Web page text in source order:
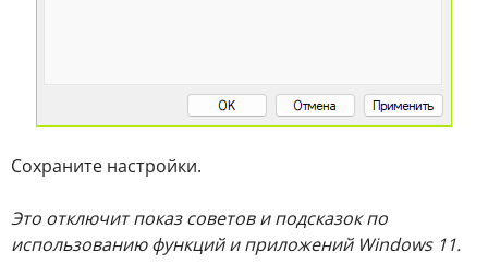
Сохраните настройки.
Это отключит показ советов и подсказок по
использованию функций и приложений Windows 11.